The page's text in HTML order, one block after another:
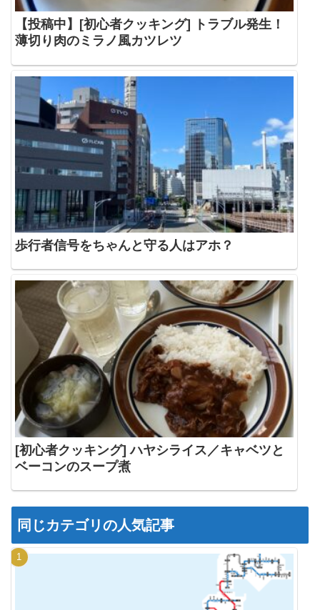
【投稿中】[初心者クッキング] トラブル発生！
薄切り肉のミラノ風カツレツ
歩行者信号をちゃんと守る人はアホ？
[初心者クッキング] ハヤシライス／キャベツと
ベーコンのスープ煮
同じカテゴリの人気記事